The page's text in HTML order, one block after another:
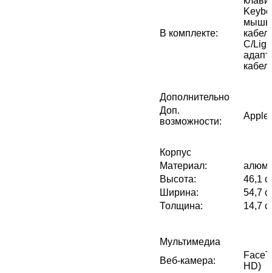
В комплекте:
мышь
C/
Дополнительно
Доп.
возможности:
Apple
Корпус
Материал:
Высота:
46,1
Ширина:
54,7
Толщина: 14,7
Мультимедиа
Веб-камера:
HD)